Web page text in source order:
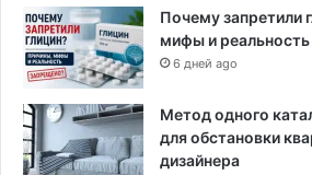
Ш
А
Почему запретили
мифы и реальность
6 дней ago
Метод одного
для обстановки
дизайнера